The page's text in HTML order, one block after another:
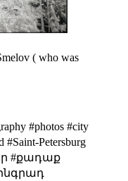
( who was
#photos #city
#Saint-Petersburg
#քադաք